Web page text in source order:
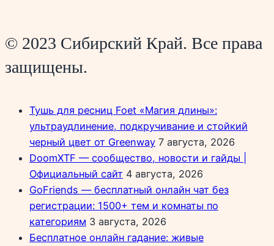
© 2023 Сибирский Край. Все права
защищены.
Тушь для ресниц Foet «Магия длины»:
ультраудлинение, подкручивание и стойкий
черный цвет от Greenway 7 августа, 2026
DoomXTF — сообщество, новости и гайды |
Официальный сайт 4 августа, 2026
GoFriends — бесплатный онлайн чат без
регистрации: 1500+ тем и комнаты по
категориям 3 августа, 2026
Бесплатное онлайн гадание: живые